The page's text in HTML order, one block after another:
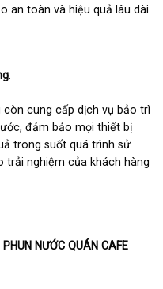
an toàn và hiệu quả lâu dài.
:
còn cung cấp dịch vụ bảo trì
đảm bảo mọi thiết bị
trong suốt quá trình sử
trải nghiệm của khách hàng
NƯỚC QUÁN CAFE